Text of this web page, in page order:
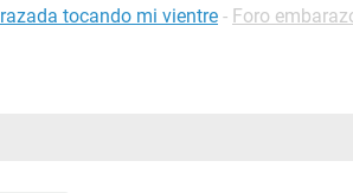
tocando mi vientre - Foro